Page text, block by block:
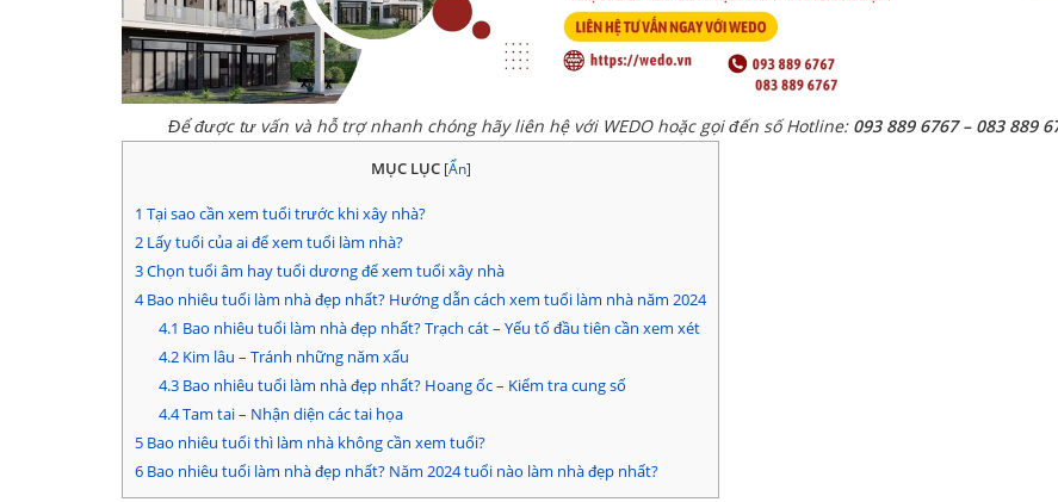
Để được tư vấn và hỗ trợ nhanh chóng hãy liên hệ với WEDO hoặc gọi đến số Hotline: 093 889 6767 – 083 889
MỤC LỤC [Ẩn]
1 Tại sao cần xem tuổi trước khi xây nhà?
2 Lấy tuổi của ai để xem tuổi làm nhà?
3Chọn tuổi âm hay tuổi dương để xem tuổi xây nhà
4Bao nhiêu tuổi làm nhà đẹp nhất? Hướng dẫn cách xem tuổi làm nhà năm 2024
4.1 Bao nhiêu tuổi làm nhà đẹp nhất? Trạch cát – Yếu tố đầu tiên cần xem xét
4.2Kim lâu – Tránh những năm xấu
4.3Bao nhiêu tuổi làm nhà đẹp nhất? Hoang ốc – Kiểm tra cung số
4.4Tam tai – Nhận diện các tai họa
5 Bao nhiêu tuổi thì làm nhà không cần xem tuổi?
6 Bao nhiêu tuổi làm nhà đẹp nhất? Năm 2024 tuổi nào làm nhà đẹp nhất?